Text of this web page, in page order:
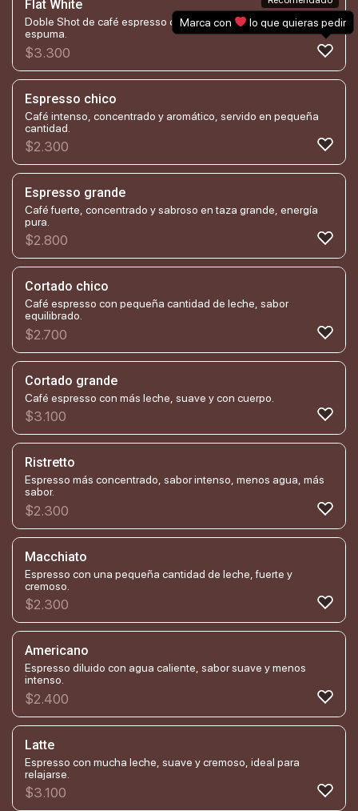
Flat White
Doble Shot de café espresso con leche vaporizada y suave
espuma.
$3.300
Espresso chico
Café intenso, concentrado y aromático, servido en pequeña
cantidad.
$2.300
Espresso grande
Café fuerte, concentrado y sabroso en taza grande, energía
pura.
$2.800
Cortado chico
Café espresso con pequeña cantidad de leche, sabor
equilibrado.
$2.700
Cortado grande
Café espresso con más leche, suave y con cuerpo.
$3.100
Ristretto
Espresso más concentrado, sabor intenso, menos agua, más
sabor.
$2.300
Macchiato
Espresso con una pequeña cantidad de leche, fuerte y
cremoso.
$2.300
Americano
Espresso diluido con agua caliente, sabor suave y menos
intenso.
$2.400
Latte
Espresso con mucha leche, suave y cremoso, ideal para
relajarse.
$3.100
Marca con lo que quieras pedir